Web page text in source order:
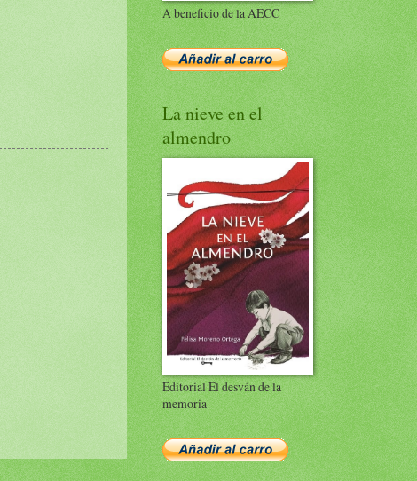
A beneficio de la AECC
La nieve en el
almendro
Editorial El desván de la
memoria